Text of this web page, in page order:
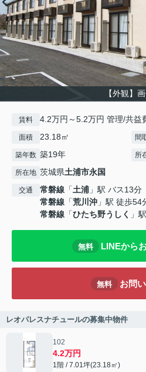
【外観】
賃料 4.2万円～5.2万円 管理/共益
面積 23.18㎡ 間
築年数 築19年 所
所在地 茨城県土浦市永国
交通 常磐線 「土浦 」駅 バス13
常磐線 「荒川沖 」駅 徒歩54
常磐線 「ひたち野うしく 」
無料 LINEから
無料 お問
レオパレスナチュールの募集中物件
102
4.2万円
1階 / 7.01坪(23.18㎡)